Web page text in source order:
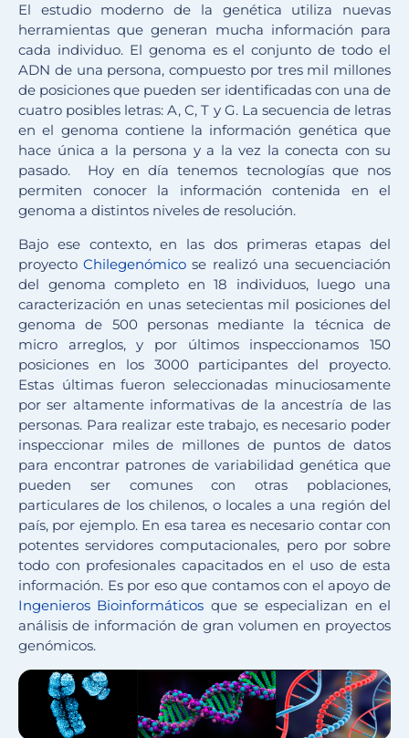
El estudio moderno de la genética utiliza nuevas
herramientas que generan mucha información para
cada individuo. El genoma es el conjunto de todo el
ADN de una persona, compuesto por tres mil millones
de posiciones que pueden ser identificadas con una de
cuatro posibles letras: A, C, T y G. La secuencia de letras
en el genoma contiene la información genética que
hace única a la persona y a la vez la conecta con su
pasado. Hoy en día tenemos tecnologías que nos
permiten conocer la información contenida en el
genoma a distintos niveles de resolución.
Bajo ese contexto, en las dos primeras etapas del
proyectoChilegenómico se realizó una secuenciación
del genoma completo en 18 individuos, luego una
caracterización en unas setecientas mil posiciones del
genoma de 500 personas mediante la técnica de
micro arreglos, y por últimos inspeccionamos 150
posiciones en los 3000 participantes del proyecto.
Estas últimas fueron seleccionadas minuciosamente
por ser altamente informativas de la ancestría de las
personas. Para realizar este trabajo, es necesario poder
inspeccionar miles de millones de puntos de datos
para encontrar patrones de variabilidad genética que
pueden ser comunes con otras poblaciones,
particulares de los chilenos, o locales a una región del
país, por ejemplo. En esa tarea es necesario contar con
potentes servidores computacionales, pero por sobre
todo con profesionales capacitados en el uso de esta
información. Es por eso que contamos con el apoyo de
Ingenieros Bioinformáticos que se especializan en el
análisis de información de gran volumen en proyectos
genómicos.